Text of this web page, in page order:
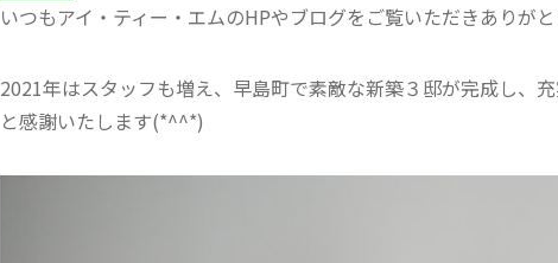
いつもアイ・ティー・エムのHPやブログをご覧いただきありが
2021年はスタッフも増え、早島町で素敵な新築３邸が完成し、
と感謝いたします(*^^*)